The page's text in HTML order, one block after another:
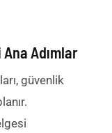
Adımlar
güvenlik